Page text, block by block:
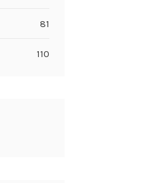
81
110